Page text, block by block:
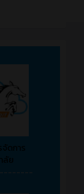
จัดการ
ลัย